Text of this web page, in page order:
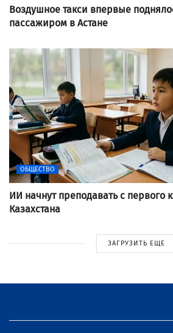
Воздушное такси впервые
пассажиром в Астане
ОБЩЕСТВО
ИИ начнут преподавать с первого
Казахстана
ЗАГРУЗИТЬ ЕЩЕ